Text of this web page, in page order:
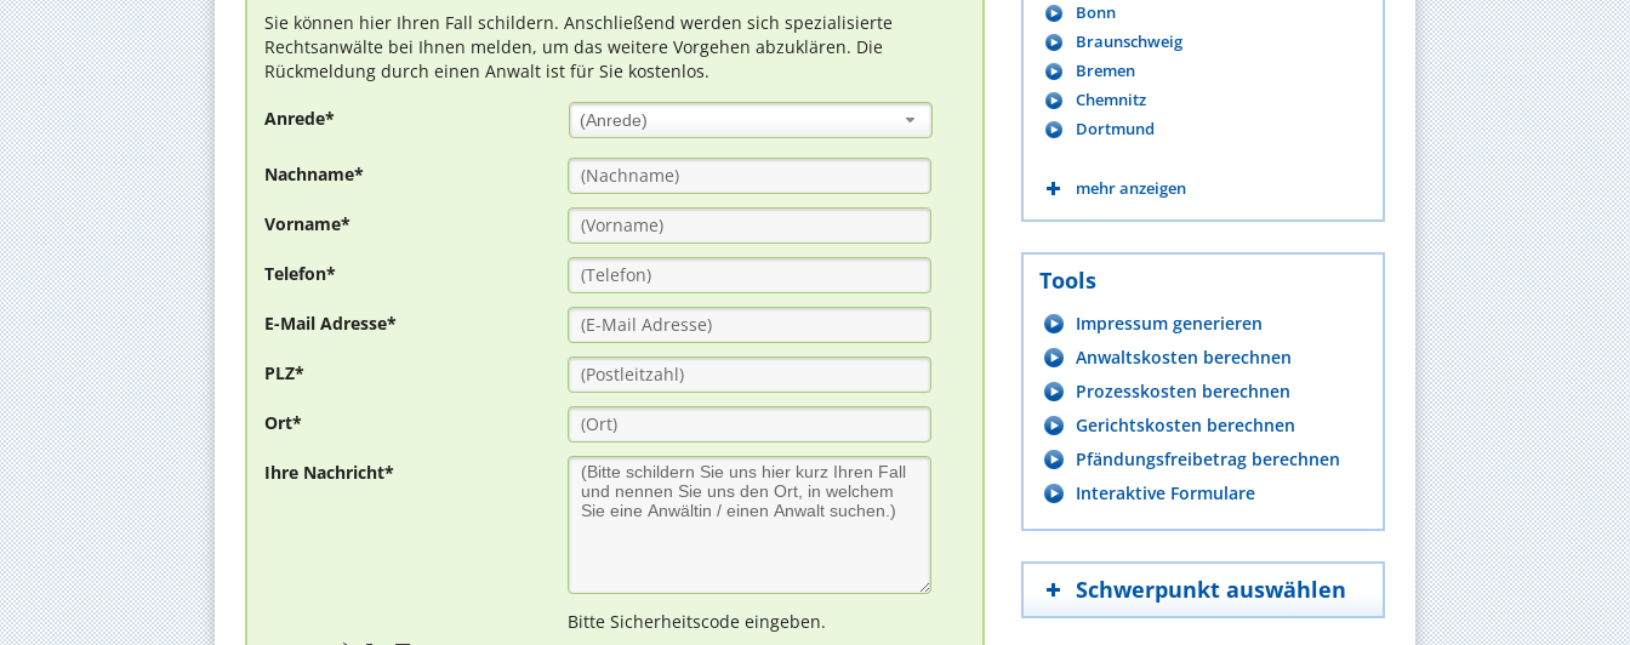
Sie können hier Ihren Fall schildern. Anschließend werden sich spezialisierte
Rechtsanwälte bei Ihnen melden, um das weitere Vorgehen abzuklären. Die
Rückmeldung durch einen Anwalt ist für Sie kostenlos.
Anrede* (Anrede)
Nachname*
Vorname*
Telefon*
E-Mail Adresse*
PLZ*
Ort*
Ihre Nachricht*
Bitte Sicherheitscode eingeben.
Bonn
Braunschweig
Bremen
Chemnitz
Dortmund
mehr anzeigen
Tools
Impressum generieren
Anwaltskosten berechnen
Prozesskosten berechnen
Gerichtskosten berechnen
Pfändungsfreibetrag berechnen
Interaktive Formulare
Schwerpunkt auswählen